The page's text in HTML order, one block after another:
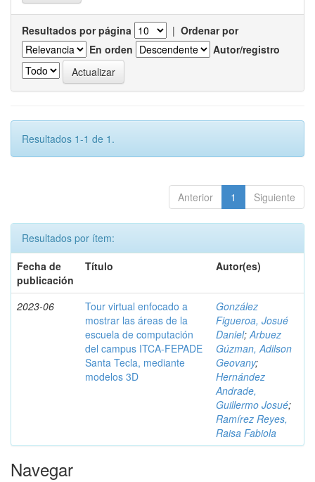
Resultados por página | Ordenar por
En orden
Autor/registro
Resultados 1-1 de 1.
Anterior 1 Siguiente
Resultados por ítem:
Fecha de
publicación
Título Autor(es)
2023-06
Tour virtual enfocado a
mostrar las áreas de la
escuela de computación
del campus ITCA-FEPADE
Santa Tecla, mediante
modelos 3D
González
Figueroa, Josué
Daniel;Arbuez
Gúzman, Adilson
Geovany;
Hernández
Andrade,
Guillermo Josué;
Ramírez Reyes,
Raisa Fabiola
Navegar